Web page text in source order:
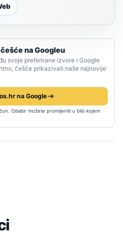
na Googleu
svoje preferirane izvore i Google
češće prikazivati naše najnovije
na Google
Odabir možete promijeniti u bilo kojem